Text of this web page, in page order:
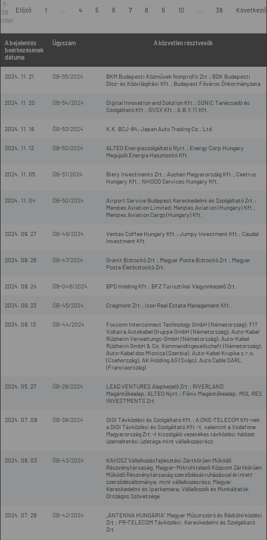
7 -
38.
Előző 1 4 5 6 7 8 9 10 38 Következő
A bejelentés
beérkezésének
dátuma
Ügyszám A közvetlen résztvevők
2024. 11. 21 ÖB-55/2024
BKM Budapesti Közművek Nonprofit Zrt.; BDK Budapesti
Dísz- és Közvilágítási Kft.; Budapest Főváros Önkormányzata
2024. 11. 20 ÖB-54/2024
Digital Innovation and Solution Kft.; SONIC Tanácsadó és
Szolgáltató Kft.; GVSX Kft.; A.B.Y.11 Kft.
2024. 11. 18 ÖB-53/2024 K.K. BCJ-84; Japan Auto Trading Co., Ltd.
2024. 11. 12 ÖB-52/2024
ALTEO Energiaszolgáltató Nyrt.; Energy Corp Hungary
Megújuló Energia Hasznosító Kft.
2024. 11. 05 ÖB-51/2024
Biery Investments Zrt.; Auchan Magyarország Kft.; Ceetrus
Hungary Kft.; NHOOD Services Hungary Kft.
2024. 11. 04 ÖB-50/2024
Airport Service Budapest Kereskedelmi és Szolgáltató Zrt.;
Menzies Aviation Limited; Menzies Aviation (Hungary) Kft.,
Menzies Aviation Cargo (Hungary) Kft.
2024. 09. 27 ÖB-48/2024
Ventas Coffee Hungary Kft.; Jumpy Investment Kft.; Caudal
Investment Kft.
2024. 09. 26 ÖB-47/2024
Gránit Biztosító Zrt.; Magyar Posta Biztosító Zrt.; Magyar
Posta Életbiztosító Zrt.
2024. 09. 24 ÖB-046/2024 BPD Holding Kft.; BFZ Turisztikai Vagyonkezelő Zrt.
2024. 09. 23 ÖB-45/2024 Cragmont Zrt.; Icon Real Estate Management Kft.
2024. 09. 13 ÖB-44/2024
Foxconn Interconnect Technology GmbH (Németország); FIT
Voltaira Autokabel Gruppe GmbH (Németország); Auto-Kabel
Rülzheim Verwaltungs-GmbH (Németország); Auto-Kabel
Rülzheim GmbH & Co. Kommanditgesellschaft (Németország);
Auto-Kabel doo Mionica (Szerbia); Auto-Kabel Krupka s.r.o.
(Csehország); AK Holding AG (Svájc); Auto Cable SARL
(Franciaország)
2024. 05. 27 ÖB-28/2024
LEAD VENTURES Alapkezelő Zrt.; RIVERLAND
Magántőkealap; ALTEO Nyrt.; Főnix Magántőkealap; MOL RES
INVESTMENTS Zrt.
2024. 07. 09 ÖB-38/2024
DIGI Távközlési és Szolgáltató Kft.; A ONE-TELECOM Kft-nek
a DIGI Távközlési és Szolgáltató Kft.-t, valamint a Vodafone
Magyarország Zrt.-t kiszolgáló vezetékes távközlési hálózat
üzemeltetési üzletága mint vállalkozásrész
2024. 08. 03 ÖB-43/2024
KAVOSZ Vállalkozásfejlesztési Zártkörűen Működő
Részvénytársaság; Magyar-Mikrohitelező Központ Zártkörűen
Működő Részvénytársaság szerződésátruházással érintett
szerződésállománya, mint vállalkozásrész; Magyar
Kereskedelmi és Iparkamara; Vállalkozók és Munkáltatók
Országos Szövetsége
2024. 07. 29 ÖB-42/2024
„ANTENNA HUNGÁRIA” Magyar Műsorszóró és Rádióhírközlési
Zrt.; PR-TELECOM Távközlési, Kereskedelmi és Szolgáltató
Zrt.